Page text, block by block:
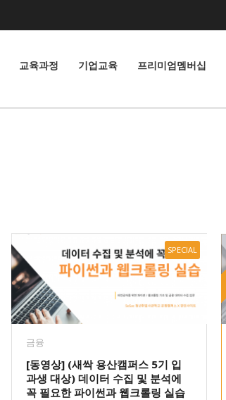
교육과정 기업교육 프리미엄멤버십
SPECIAL
금융
[동영상] (새싹 용산캠퍼스 5기 입
과생 대상) 데이터 수집 및 분석에
꼭 필요한 파이썬과 웹크롤링 실습